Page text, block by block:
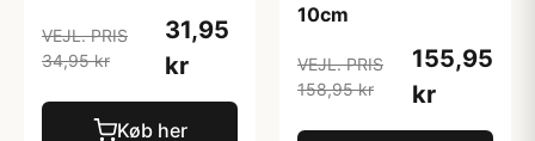
VEJL. PRIS
34,95 kr
31,95
kr
Køb her
10cm
VEJL. PRIS
158,95 kr
155,95
kr